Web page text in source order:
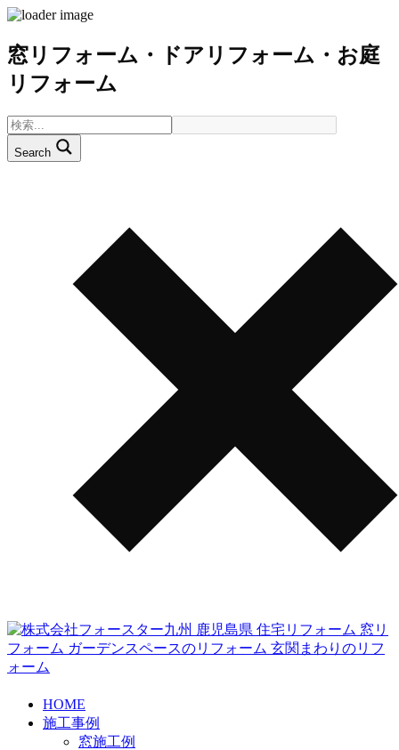
窓リフォーム・ドアリフォーム・お庭
リフォーム
Search
HOME
施工事例
窓施工例